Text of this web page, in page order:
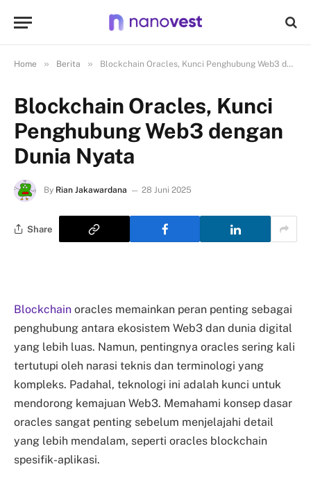
Home » Berita » Blockchain Oracles, Kunci Penghubung Web3 dengan Dunia Nyata
Blockchain Oracles, Kunci
Penghubung Web3 dengan
Dunia Nyata
By Rian Jakawardana 28 Juni 2025
Share
Blockchain oracles memainkan peran penting sebagai
penghubung antara ekosistem Web3 dan dunia digital
yang lebih luas. Namun, pentingnya oracles sering kali
tertutupi oleh narasi teknis dan terminologi yang
kompleks. Padahal, teknologi ini adalah kunci untuk
mendorong kemajuan Web3. Memahami konsep dasar
oracles sangat penting sebelum menjelajahi detail
yang lebih mendalam, seperti oracles blockchain
spesifik-aplikasi.